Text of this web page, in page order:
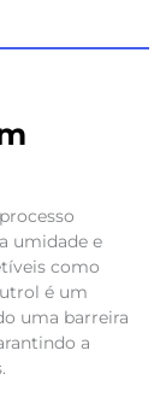
umidade e
como
é um
uma barreira
a